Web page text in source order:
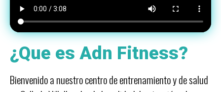
¿Que es Adn Fitness?
Bienvenido a nuestro centro de entrenamiento y de salud